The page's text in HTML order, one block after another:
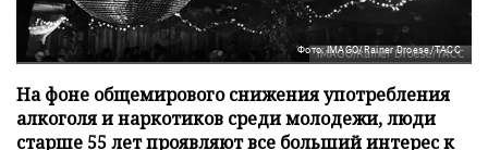
Фото: IMAGO/Rainer Droese/ТАСС
На фоне общемирового снижения употребления
алкоголя и наркотиков среди молодежи, люди
старше 55 лет проявляют все больший интерес к